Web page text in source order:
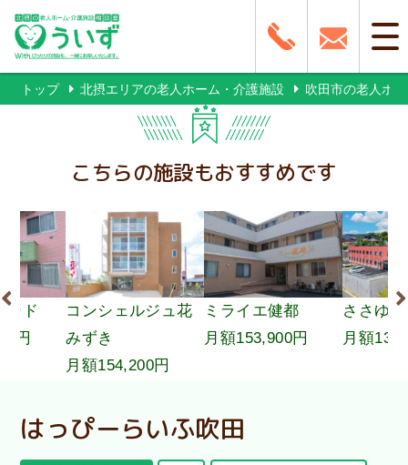
トップ 北摂エリアの老人ホーム・介護施設 吹田市の老人ホ
はっぴーらいふ吹田
こちらの施設もおすすめです
ンド
円
コンシェルジュ花
みずき
月額154,200円
ミライエ健都
月額153,900円
ささゆ
月額